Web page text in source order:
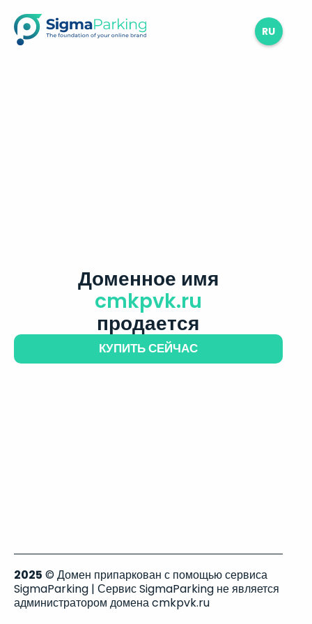
RU
Доменное имя
cmkpvk.ru
продается
КУПИТЬ СЕЙЧАС
2025 © Домен припаркован с помощью сервиса
SigmaParking | Сервис SigmaParking не является
администратором домена cmkpvk.ru